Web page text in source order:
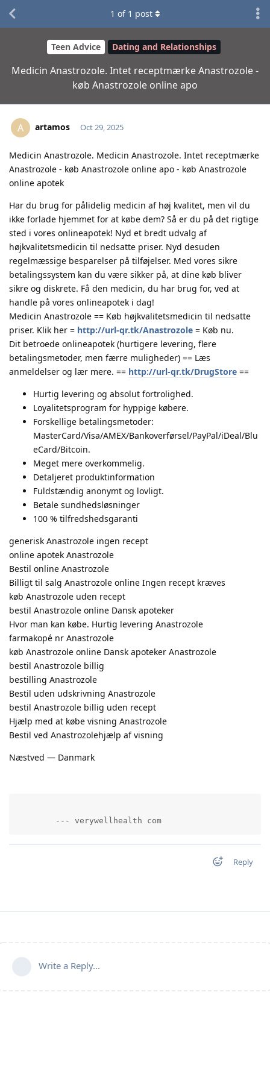
Teen Advice Dating and Relationships
Medicin Anastrozole. Intet receptmærke Anastrozole -
køb Anastrozole online apo
1 of 1 post
A artamos Oct 29, 2025
Medicin Anastrozole. Medicin Anastrozole. Intet receptmærke
Anastrozole - køb Anastrozole online apo - køb Anastrozole
online apotek
Har du brug for pålidelig medicin af høj kvalitet, men vil du
ikke forlade hjemmet for at købe dem? Så er du på det rigtige
sted i vores onlineapotek! Nyd et bredt udvalg af
højkvalitetsmedicin til nedsatte priser. Nyd desuden
regelmæssige besparelser på tilføjelser. Med vores sikre
betalingssystem kan du være sikker på, at dine køb bliver
sikre og diskrete. Få den medicin, du har brug for, ved at
handle på vores onlineapotek i dag!
Medicin Anastrozole == Køb højkvalitetsmedicin til nedsatte
priser. Klik her = http://url-qr.tk/Anastrozole = Køb nu.
Dit betroede onlineapotek (hurtigere levering, flere
betalingsmetoder, men færre muligheder) == Læs
anmeldelser og lær mere. == http://url-qr.tk/DrugStore ==
Hurtig levering og absolut fortrolighed.
Loyalitetsprogram for hyppige købere.
Forskellige betalingsmetoder:
MasterCard/Visa/AMEX/Bankoverførsel/PayPal/iDeal/Blu
eCard/Bitcoin.
Meget mere overkommelig.
Detaljeret produktinformation
Fuldstændig anonymt og lovligt.
Betale sundhedsløsninger
100 % tilfredshedsgaranti
generisk Anastrozole ingen recept
online apotek Anastrozole
Bestil online Anastrozole
Billigt til salg Anastrozole online Ingen recept kræves
køb Anastrozole uden recept
bestil Anastrozole online Dansk apoteker
Hvor man kan købe. Hurtig levering Anastrozole
farmakopé nr Anastrozole
køb Anastrozole online Dansk apoteker Anastrozole
bestil Anastrozole billig
bestilling Anastrozole
Bestil uden udskrivning Anastrozole
bestil Anastrozole billig uden recept
Hjælp med at købe visning Anastrozole
Bestil ved Anastrozolehjælp af visning
Næstved — Danmark
        --- verywellhealth com
Reply
Write a Reply...